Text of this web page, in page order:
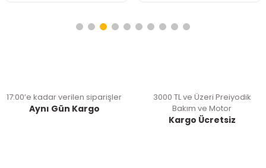
17:00’e kadar verilen siparişler
Aynı Gün Kargo
3000 TL ve Üzeri Preiyodik
Bakım ve Motor
Kargo Ücretsiz